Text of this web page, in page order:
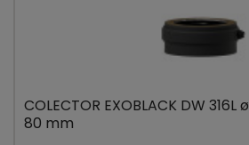
COLECTOR EXOBLACK DW 316L ø
80 mm